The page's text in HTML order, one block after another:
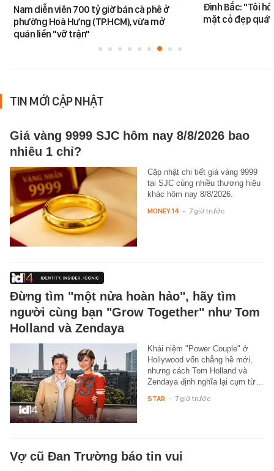
Nam diễn viên 700 tỷ giờ bán cà phê ở
phường Hoà Hưng (TP.HCM), vừa mở
quán liền "vỡ trận"
Đình Bắc: "Tôi
mặt cỏ đẹp quá"
TIN MỚI CẬP NHẬT
Giá vàng 9999 SJC hôm nay 8/8/2026 bao
nhiêu 1 chỉ?
Cập nhật chi tiết giá vàng 9999
tại SJC cùng nhiều thương hiệu
khác hôm nay 8/8/2026.
MONEY.14 - 7 giờ trước
Đừng tìm "một nửa hoàn hảo", hãy tìm
người cùng bạn "Grow Together" như Tom
Holland và Zendaya
Khái niệm "Power Couple" ở
Hollywood vốn chẳng hề mới,
nhưng cách Tom Holland và
Zendaya định nghĩa lại cụm từ…
STAR - 7 giờ trước
Vợ cũ Đan Trường báo tin vui